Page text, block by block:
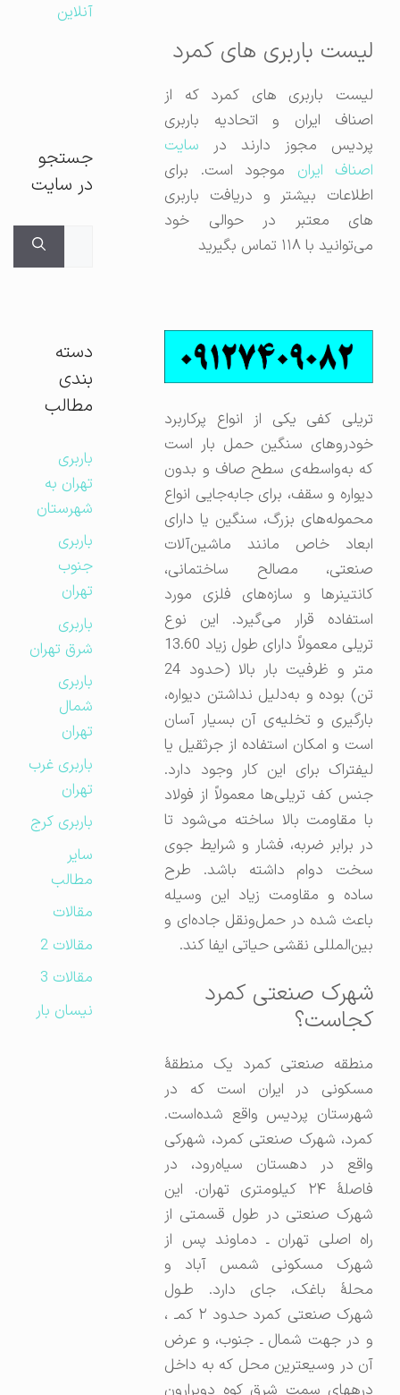
لیست باربری های کمرد
لیست باربری های کمرد که از
اصناف ایران و اتحادیه باربری
پردیس مجوز دارند در سایت
اصناف ایران موجود است. برای
اطلاعات بیشتر و دریافت باربری
های معتبر در حوالی خود
می‌توانید با ۱۱۸ تماس بگیرید
تریلی کفی یکی از انواع پرکاربرد
خودروهای سنگین حمل بار است
که به‌واسطه‌ی سطح صاف و بدون
دیواره و سقف، برای جابه‌جایی انواع
محموله‌های بزرگ، سنگین یا دارای
ابعاد خاص مانند ماشین‌آلات
صنعتی، مصالح ساختمانی،
کانتینرها و سازه‌های فلزی مورد
استفاده قرار می‌گیرد. این نوع
تریلی معمولاً دارای طول زیاد 13.60
متر و ظرفیت بار بالا (حدود 24
تن) بوده و به‌دلیل نداشتن دیواره،
بارگیری و تخلیه‌ی آن بسیار آسان
است و امکان استفاده از جرثقیل یا
لیفتراک برای این کار وجود دارد.
جنس کف تریلی‌ها معمولاً از فولاد
با مقاومت بالا ساخته می‌شود تا
در برابر ضربه، فشار و شرایط جوی
سخت دوام داشته باشد. طرح
ساده و مقاومت زیاد این وسیله
باعث شده در حمل‌ونقل جاده‌ای و
بین‌المللی نقشی حیاتی ایفا کند.
شهرک صنعتی کمرد
کجاست؟
منطقه صنعتی کمرد یک منطقهٔ
مسکونی در ایران است که در
شهرستان پردیس واقع شده‌است.
کمرد، شهرک صنعتی کمرد، شهرکی
واقع در دهستان سیاه‌رود، در
فاصلۀ ۲۴ کیلومتری تهران. این
شهرک صنعتی در طول قسمتی از
راه اصلی تهران ـ دماوند پس از
شهرک مسکونی شمس‎ آباد و
محلۀ باغک، جای دارد. طـول
شهرک صنعتی کمرد حدود ۲ کمـ ،
و در جهت شمال ـ جنوب، و عرض
آن در وسیع‎ترین محل که به داخل
آنلاین
جستجو
در سایت
دسته
بندی
مطالب
باربری
تهران به
شهرستان
باربری
جنوب
تهران
باربری
شرق تهران
باربری
شمال
تهران
باربری غرب
تهران
باربری کرج
مطالب
مقالات
مقالات 2
مقالات 3
نیسان بار